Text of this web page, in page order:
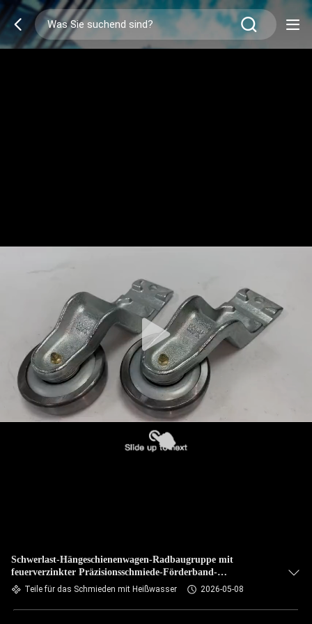
Schwerlast-Hängeschienenwagen-Radbaugruppe mit
feuerverzinkter Präzisionsschmiede-Förderband-
Schiebefahrrad-Kit
Teile für das Schmieden mit Heißwasser 2026-05-08